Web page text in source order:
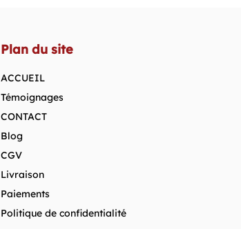
Plan du site
ACCUEIL
Témoignages
CONTACT
Blog
CGV
Livraison
Paiements
Politique de confidentialité